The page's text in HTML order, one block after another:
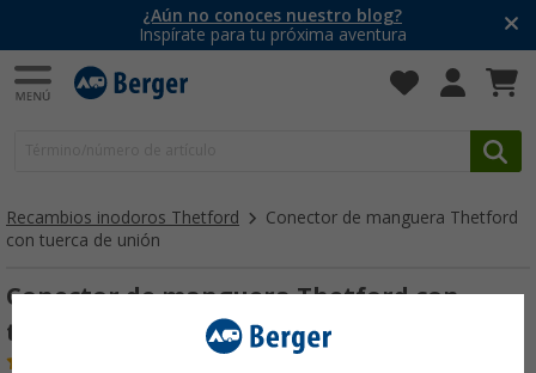
¿Aún no conoces nuestro blog?
Inspírate para tu próxima aventura
Recambios inodoros Thetford
Conector de manguera Thetford
con tuerca de unión
Conector de manguera Thetford con
tuerca de unión